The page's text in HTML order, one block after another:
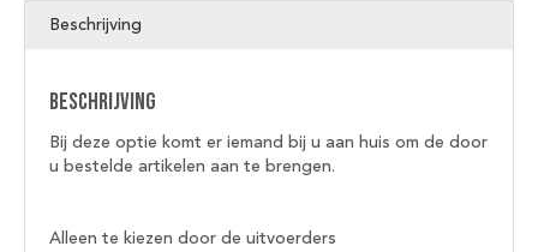
Beschrijving
Beschrijving
Bij deze optie komt er iemand bij u aan huis om de door
u bestelde artikelen aan te brengen.
Alleen te kiezen door de uitvoerders